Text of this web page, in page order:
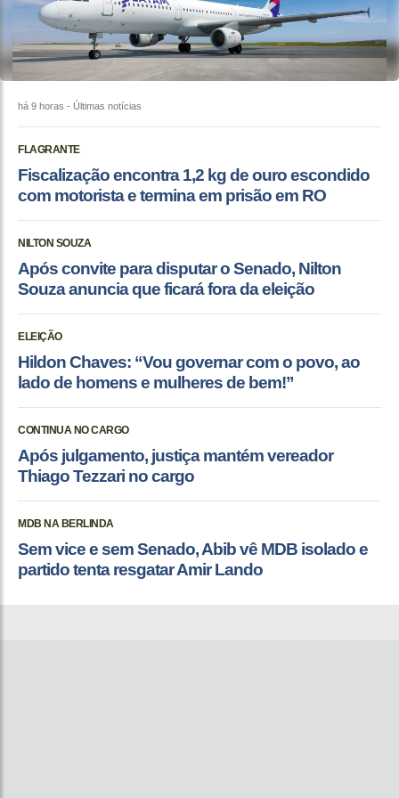
há 9 horas - Últimas notícias
FLAGRANTE
Fiscalização encontra 1,2 kg de ouro escondido
com motorista e termina em prisão em RO
NILTON SOUZA
Após convite para disputar o Senado, Nilton
Souza anuncia que ficará fora da eleição
ELEIÇÃO
Hildon Chaves: “Vou governar com o povo, ao
lado de homens e mulheres de bem!”
CONTINUA NO CARGO
Após julgamento, justiça mantém vereador
Thiago Tezzari no cargo
MDB NA BERLINDA
Sem vice e sem Senado, Abib vê MDB isolado e
partido tenta resgatar Amir Lando